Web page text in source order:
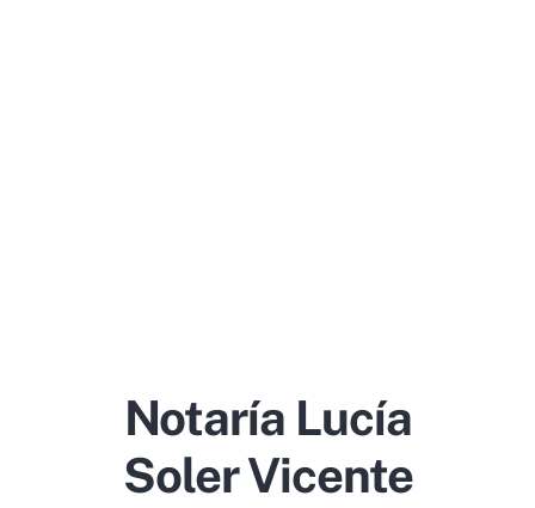
Notaría Lucía
Soler Vicente